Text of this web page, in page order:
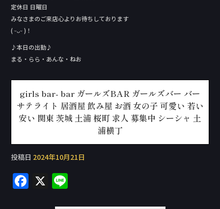
定休日 日曜日
みなさまのご来店心よりお待ちしております
( ᵕᴗᵕ )！
♪本日の出勤♪
まる・らら・あんな・ねお
girls bar- bar ガールズBAR ガールズバー バー
サテライト 居酒屋 飲み屋 お酒 女の子 可愛い 若い
安い 関東 茨城 土浦 桜町 求人 募集中 シーシャ 土
浦横丁
投稿日 2024年10月21日
F X